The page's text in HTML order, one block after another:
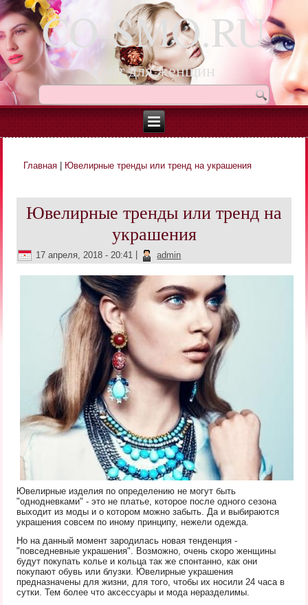
CO-SMO.RU
сайт для женщин
Вы здесь
Главная| Ювелирные тренды или тренд на украшения
Ювелирные тренды или тренд на
украшения
17 апреля, 2018 - 20:41 admin
Ювелирные изделия по определению не могут быть
"однодневками" - это не платье, которое после одного сезона
выходит из моды и о котором можно забыть. Да и выбираются
украшения совсем по иному принципу, нежели одежда.
Но на данный момент зародилась новая тенденция -
"повседневные украшения". Возможно, очень скоро женщины
будут покупать колье и кольца так же спонтанно, как они
покупают обувь или блузки. Ювелирные украшения
предназначены для жизни, для того, чтобы их носили 24 часа в
сутки. Тем более что аксессуары и мода неразделимы.